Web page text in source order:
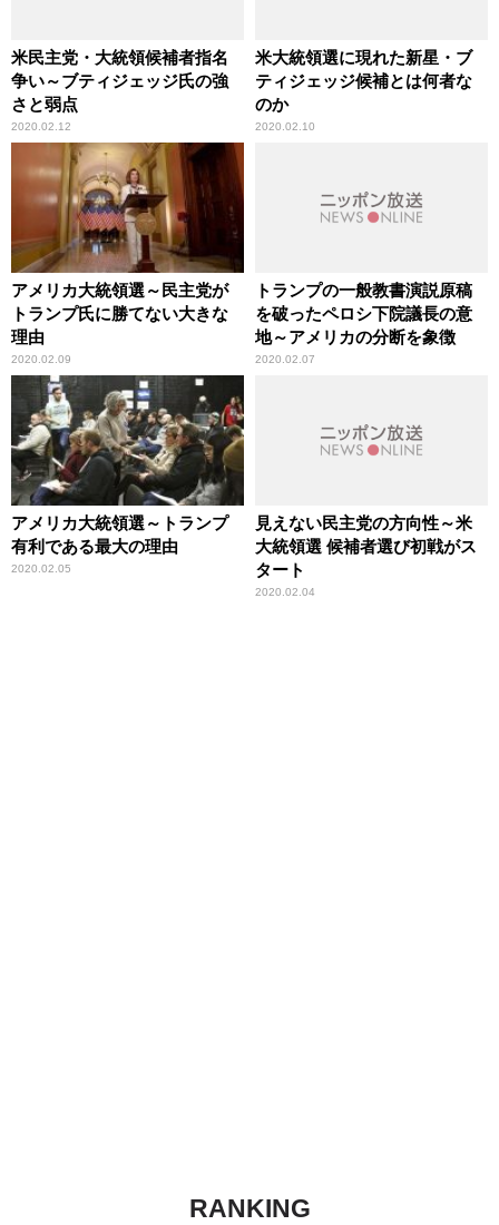
米民主党・大統領候補者指名
争い～ブティジェッジ氏の強
さと弱点
2020.02.12
米大統領選に現れた新星・ブ
ティジェッジ候補とは何者な
のか
2020.02.10
アメリカ大統領選～民主党が
トランプ氏に勝てない大きな
理由
2020.02.09
トランプの一般教書演説原稿
を破ったペロシ下院議長の意
地～アメリカの分断を象徴
2020.02.07
アメリカ大統領選～トランプ
有利である最大の理由
2020.02.05
見えない民主党の方向性～米
大統領選 候補者選び初戦がス
タート
2020.02.04
RANKING